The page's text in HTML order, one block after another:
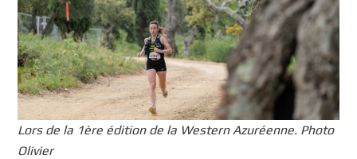
Lors de la 1ère édition de la Western Azuréenne. Photo
Olivier